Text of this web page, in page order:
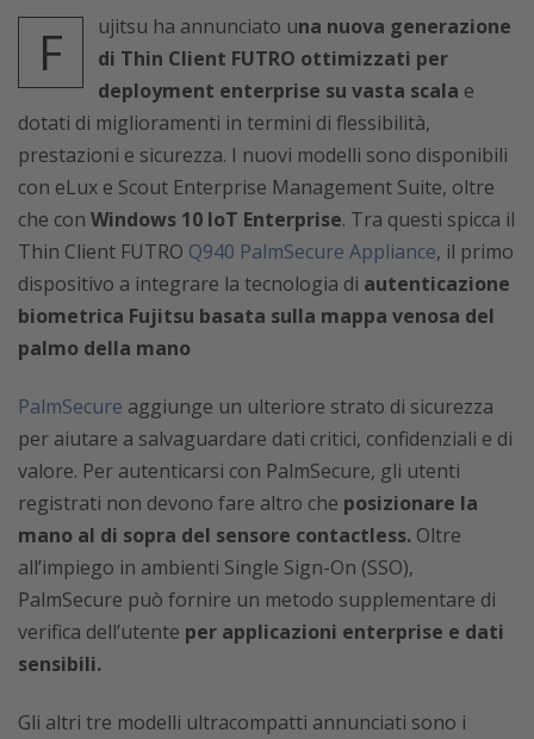
F ujitsu ha annunciato una nuova generazione
di Thin Client FUTRO ottimizzati per
deployment enterprise su vasta scala e
dotati di miglioramenti in termini di flessibilità,
prestazioni e sicurezza. I nuovi modelli sono disponibili
con eLux e Scout Enterprise Management Suite, oltre
che con Windows 10 IoT Enterprise. Tra questi spicca il
Thin Client FUTRO Q940 PalmSecure Appliance, il primo
dispositivo a integrare la tecnologia di autenticazione
biometrica Fujitsu basata sulla mappa venosa del
palmo della mano
PalmSecure aggiunge un ulteriore strato di sicurezza
per aiutare a salvaguardare dati critici, confidenziali e di
valore. Per autenticarsi con PalmSecure, gli utenti
registrati non devono fare altro che posizionare la
mano al di sopra del sensore contactless. Oltre
all’impiego in ambienti Single Sign-On (SSO),
PalmSecure può fornire un metodo supplementare di
verifica dell’utente per applicazioni enterprise e dati
sensibili.
Gli altri tre modelli ultracompatti annunciati sono i